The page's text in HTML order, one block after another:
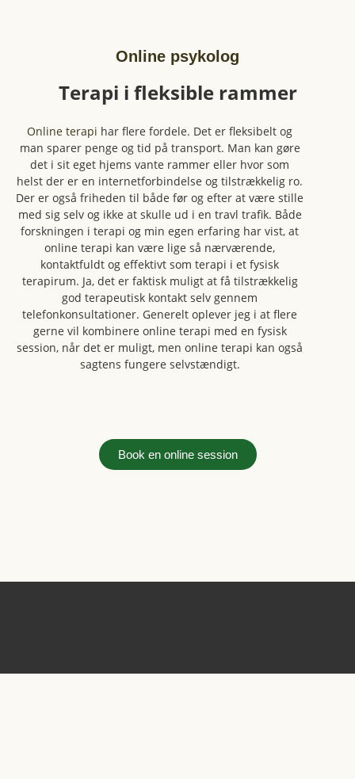
Online psykolog
Terapi i fleksible rammer
Online terapi har flere fordele. Det er fleksibelt og
man sparer penge og tid på transport. Man kan gøre
det i sit eget hjems vante rammer eller hvor som
helst der er en internetforbindelse og tilstrækkelig ro.
Der er også friheden til både før og efter at være stille
med sig selv og ikke at skulle ud i en travl trafik. Både
forskningen i terapi og min egen erfaring har vist, at
online terapi kan være lige så nærværende,
kontaktfuldt og effektivt som terapi i et fysisk
terapirum. Ja, det er faktisk muligt at få tilstrækkelig
god terapeutisk kontakt selv gennem
telefonkonsultationer. Generelt oplever jeg i at flere
gerne vil kombinere online terapi med en fysisk
session, når det er muligt, men online terapi kan også
sagtens fungere selvstændigt.
Book en online session